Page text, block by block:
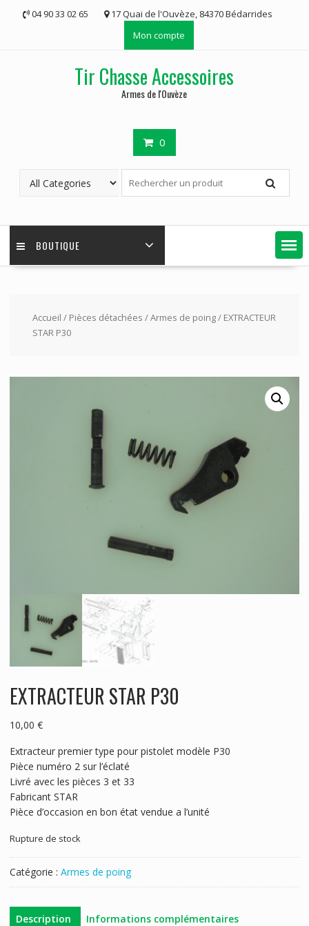
04 90 33 02 65
17 Quai de l'Ouvèze, 84370 Bédarrides
Mon compte
Tir Chasse Accessoires
Armes de l'Ouvèze
0
BOUTIQUE
Accueil / Pièces détachées /Armes de poing/ EXTRACTEUR
STAR P30
EXTRACTEUR STAR P30
10,00 €
Extracteur premier type pour pistolet modèle P30
Pièce numéro 2 sur l’éclaté
Livré avec les pièces 3 et 33
Fabricant STAR
Pièce d’occasion en bon état vendue a l’unité
Rupture de stock
Catégorie : Armes de poing
Description Informations complémentaires